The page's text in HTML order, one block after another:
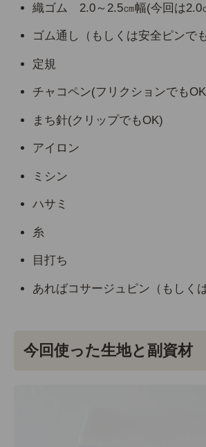
織ゴム 2.0～2.5㎝幅(今回は2.0
ゴム通し（もしくは安全ピンでも
定規
チャコペン(フリクションでも
まち針(クリップでもOK)
アイロン
ミシン
ハサミ
糸
目打ち
あればコサージュピン（もしく
今回使った生地と副資材